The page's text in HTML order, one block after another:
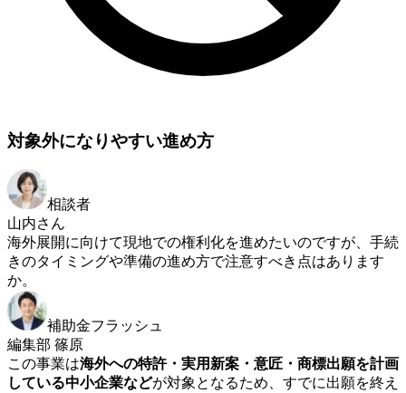
対象外になりやすい進め方
相談者
山内さん
海外展開に向けて現地での権利化を進めたいのですが、手続
きのタイミングや準備の進め方で注意すべき点はあります
か。
補助金フラッシュ
編集部 篠原
この事業は海外への特許・実用新案・意匠・商標出願を計画
している中小企業などが対象となるため、すでに出願を終え